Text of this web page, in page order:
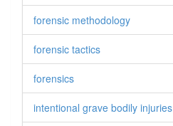
forensic methodology
forensic tactics
forensics
intentional grave bodily injuries